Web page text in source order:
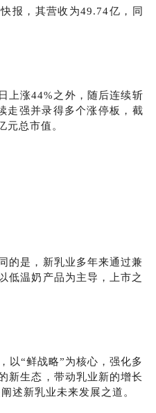
报，其营收为49.74亿，同
上涨44%之外，随后连续斩
走强并录得多个涨停板，截
总市值。
的是，新乳业多年来通过兼
低温奶产品为主导，上市之
以“鲜战略”为核心，强化多
新生态，带动乳业新的增长
述新乳业未来发展之道。